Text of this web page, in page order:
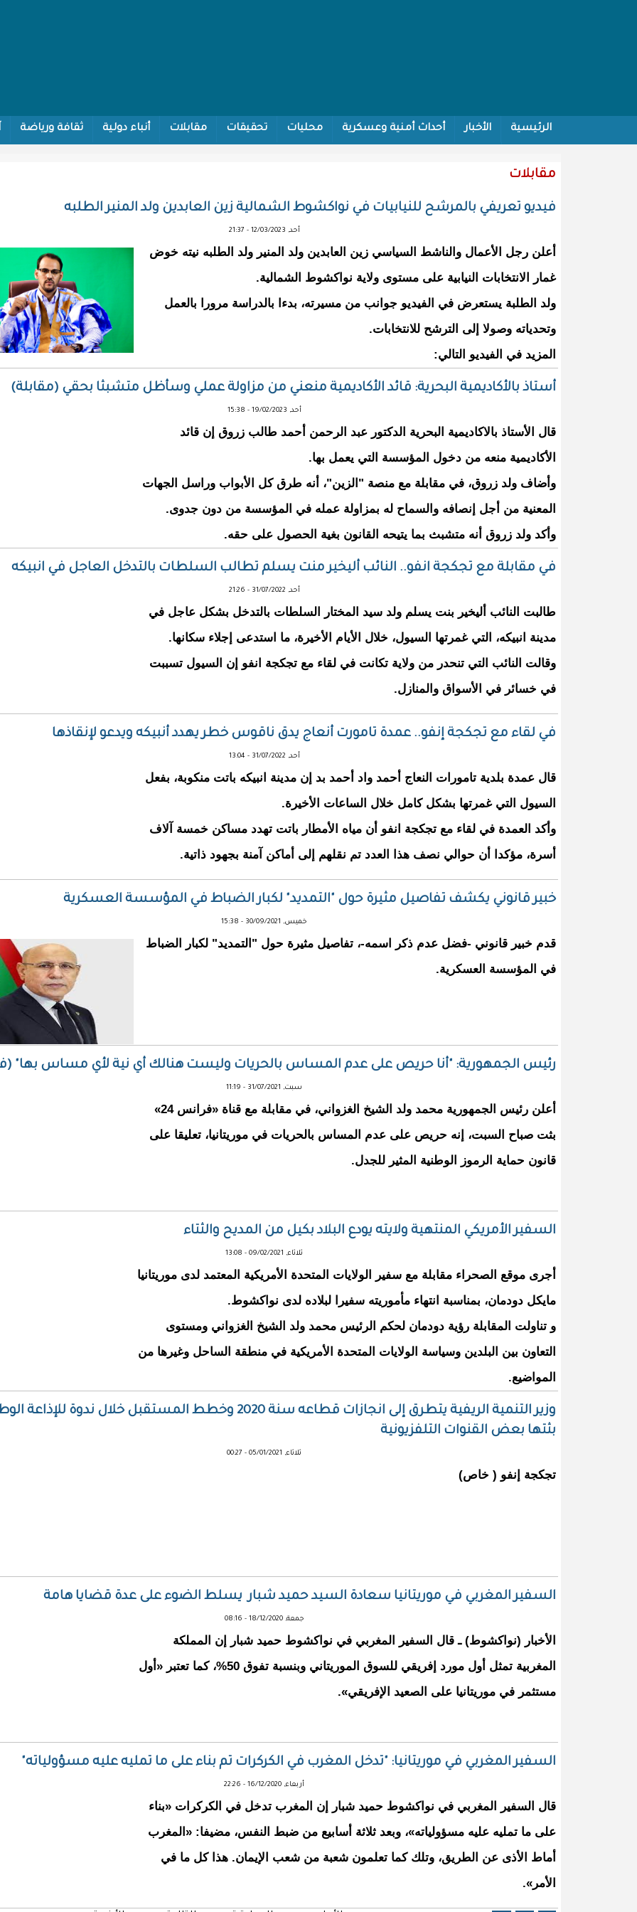
الرئيسية الأخبار أحداث أمنية وعسكرية محليات تحقيقات مقابلات أنباء دولية ثقافة ورياضة
مقابلات
فيديو تعريفي بالمرشح للنيابيات في نواكشوط الشمالية زين العابدين ولد المنير الطلبه
أحد, 12/03/2023 - 21:37
أعلن رجل الأعمال والناشط السياسي زين العابدين ولد المنير ولد الطلبه نيته خوض
غمار الانتخابات النيابية على مستوى ولاية نواكشوط الشمالية.
ولد الطلبة يستعرض في الفيديو جوانب من مسيرته، بدءا بالدراسة مرورا بالعمل
وتحدياته وصولا إلى الترشح للانتخابات.
المزيد في الفيديو التالي:
أستاذ بالأكاديمية البحرية: قائد الأكاديمية منعني من مزاولة عملي وسأظل متشبثا بحقي (مقابلة)
أحد, 19/02/2023 - 15:38
قال الأستاذ بالاكاديمية البحرية الدكتور عبد الرحمن أحمد طالب زروق إن قائد
الأكاديمية منعه من دخول المؤسسة التي يعمل بها.
وأضاف ولد زروق، في مقابلة مع منصة "الزين"، أنه طرق كل الأبواب وراسل الجهات
المعنية من أجل إنصافه والسماح له بمزاولة عمله في المؤسسة من دون جدوى.
وأكد ولد زروق أنه متشبث بما يتيحه القانون بغية الحصول على حقه.
في مقابلة مع تجكجة انفو.. النائب أليخير منت يسلم تطالب السلطات بالتدخل العاجل في انبيكه
أحد, 31/07/2022 - 21:26
طالبت النائب أليخير بنت يسلم ولد سيد المختار السلطات بالتدخل بشكل عاجل في
مدينة انبيكه، التي غمرتها السيول، خلال الأيام الأخيرة، ما استدعى إجلاء سكانها.
وقالت النائب التي تنحدر من ولاية تكانت في لقاء مع تجكجة انفو إن السيول تسببت
في خسائر في الأسواق والمنازل.
في لقاء مع تجكجة إنفو.. عمدة تامورت أنعاج يدق ناقوس خطر يهدد أنبيكه ويدعو لإنقاذها
أحد, 31/07/2022 - 13:04
قال عمدة بلدية تامورات النعاج أحمد واد أحمد بد إن مدينة انبيكه باتت منكوبة، بفعل
السيول التي غمرتها بشكل كامل خلال الساعات الأخيرة.
وأكد العمدة في لقاء مع تجكجة انفو أن مياه الأمطار باتت تهدد مساكن خمسة آلاف
أسرة، مؤكدا أن حوالي نصف هذا العدد تم نقلهم إلى أماكن آمنة بجهود ذاتية.
خبير قانوني يكشف تفاصيل مثيرة حول "التمديد" لكبار الضباط في المؤسسة العسكرية
خميس, 30/09/2021 - 15:38
قدم خبير قانوني -فضل عدم ذكر اسمه-، تفاصيل مثيرة حول "التمديد" لكبار الضباط
في المؤسسة العسكرية.
رئيس الجمهورية: "أنا حريص على عدم المساس بالحريات وليست هنالك أي نية لأي مساس بها"
سبت, 31/07/2021 - 11:19
أعلن رئيس الجمهورية محمد ولد الشيخ الغزواني، في مقابلة مع قناة «فرانس 24»
بثت صباح السبت، إنه حريص على عدم المساس بالحريات في موريتانيا، تعليقا على
قانون حماية الرموز الوطنية المثير للجدل.
السفير الأمريكي المنتهية ولايته يودع البلاد بكيل من المديح والثتاء
ثلاثاء, 09/02/2021 - 13:08
أجرى موقع الصحراء مقابلة مع سفير الولايات المتحدة الأمريكية المعتمد لدى موريتانيا
مايكل دودمان، بمناسبة انتهاء مأموريته سفيرا لبلاده لدى نواكشوط.
و تناولت المقابلة رؤية دودمان لحكم الرئيس محمد ولد الشيخ الغزواني ومستوى
التعاون بين البلدين وسياسة الولايات المتحدة الأمريكية في منطقة الساحل وغيرها من
المواضيع.
وزير التنمية الريفية يتطرق إلى انجازات قطاعه سنة 2020 وخطط المستقبل خلال ندوة
بثتها بعض القنوات التلفزيونية
ثلاثاء, 05/01/2021 - 00:27
تجكجة إنفو ( خاص)
السفير المغربي في موريتانيا سعادة السيد حميد شبار يسلط الضوء على عدة قضايا هامة
جمعة, 18/12/2020 - 08:16
الأخبار (نواكشوط) ـ قال السفير المغربي في نواكشوط حميد شبار إن المملكة
المغربية تمثل أول مورد إفريقي للسوق الموريتاني وبنسبة تفوق 50%، كما تعتبر «أول
مستثمر في موريتانيا على الصعيد الإفريقي».
السفير المغربي في موريتانيا: "تدخل المغرب في الكركرات تم بناء على ما تمليه عليه مسؤولياته"
أربعاء, 16/12/2020 - 22:26
قال السفير المغربي في نواكشوط حميد شبار إن المغرب تدخل في الكركرات «بناء
على ما تمليه عليه مسؤولياته»، وبعد ثلاثة أسابيع من ضبط النفس، مضيفا: «المغرب
أماط الأذى عن الطريق، وتلك كما تعلمون شعبة من شعب الإيمان. هذا كل ما في
الأمر».